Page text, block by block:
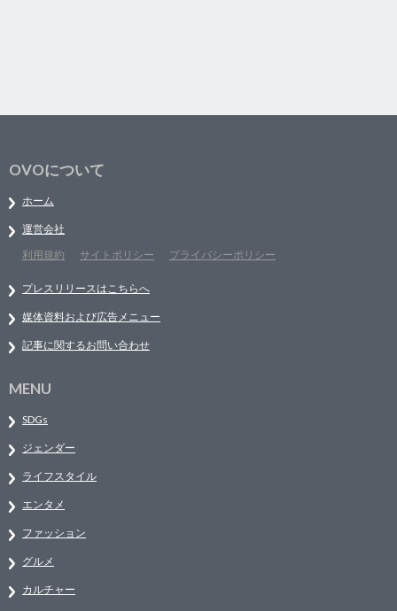
OVOについて
ホーム
運営会社
利用規約
サイトポリシー プライバシーポリシー
プレスリリースはこちらへ
媒体資料および広告メニュー
記事に関するお問い合わせ
MENU
SDGs
ジェンダー
ライフスタイル
エンタメ
ファッション
グルメ
カルチャー